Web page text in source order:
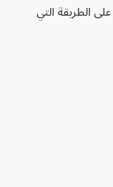
الطريقة التي